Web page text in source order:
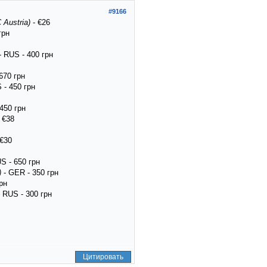
#9166
Austria) - €26
RUS - 400 грн
грн
- 450 грн
грн
- 650 грн
- GER - 350 грн
RUS - 300 грн
Цитировать